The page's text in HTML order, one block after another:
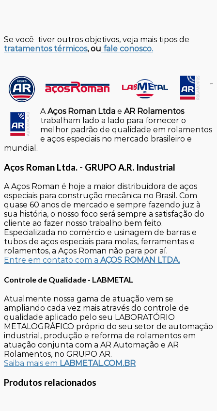
Se você tiver outros objetivos, veja mais tipos de
tratamentos térmicos, ou fale conosco.
AAços Roman Ltda e AR Rolamentos
trabalham lado a lado para fornecer o
melhor padrão de qualidade em rolamentos
e aços especiais no mercado brasileiro e
mundial.
Aços Roman Ltda. - GRUPO A.R. Industrial
A Aços Roman é hoje a maior distribuidora de aços
especiais para construção mecânica no Brasil. Com
quase 60 anos de mercado e sempre fazendo juz à
sua história, o nosso foco será sempre a satisfação do
cliente ao fazer nosso trabalho bem feito.
Especializada no comércio e usinagem de barras e
tubos de aços especiais para molas, ferramentas e
rolamentos, a Aços Roman não para por aí.
Entre em contato com a AÇOS ROMAN LTDA.
Controle de Qualidade - LABMETAL
Atualmente nossa gama de atuação vem se
ampliando cada vez mais através do controle de
qualidade aplicado pelo seu LABORATÓRIO
METALOGRÁFICO próprio do seu setor de automação
industrial, produção e reforma de rolamentos em
atuação conjunta com a AR Automação e AR
Rolamentos, no GRUPO AR.
Saiba mais em LABMETAL.COM.BR
Produtos relacionados